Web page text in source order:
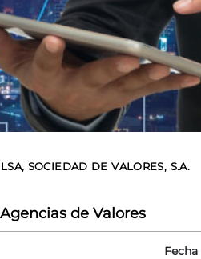
SOCIEDAD DE VALORES, S.A.
de Valores